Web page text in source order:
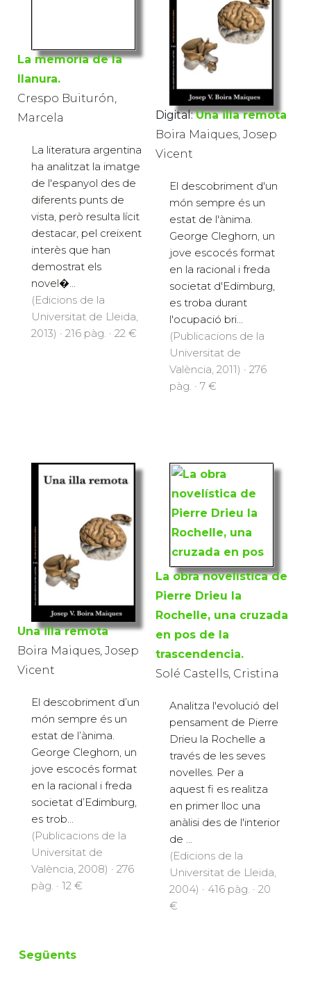
La memoria de la
llanura.
Crespo Buiturón,
Marcela
La literatura argentina
ha analitzat la imatge
de l'espanyol des de
diferents punts de
vista, però resulta lícit
destacar, pel creixent
interès que han
demostrat els
novel�...
(Edicions de la
Universitat de Lleida,
2013) · 216 pàg. · 22 €
Digital: Una illa remota
Boira Maiques, Josep
Vicent
El descobriment d'un
món sempre és un
estat de l'ànima.
George Cleghorn, un
jove escocés format
en la racional i freda
societat d'Edimburg,
es troba durant
l'ocupació bri...
(Publicacions de la
Universitat de
València, 2011) · 276
pàg. · 7 €
Una illa remota
Boira Maiques, Josep
Vicent
El descobriment d’un
món sempre és un
estat de l’ànima.
George Cleghorn, un
jove escocés format
en la racional i freda
societat d’Edimburg,
es trob...
(Publicacions de la
Universitat de
València, 2008) · 276
pàg. · 12 €
La obra novelística de
Pierre Drieu la
Rochelle, una cruzada
en pos de la
trascendencia.
Solé Castells, Cristina
Analitza l'evolució del
pensament de Pierre
Drieu la Rochelle a
través de les seves
novel·les. Per a
aquest fi es realitza
en primer lloc una
anàlisi des de l'interior
de ...
(Edicions de la
Universitat de Lleida,
2004) · 416 pàg. · 20
€
Següents